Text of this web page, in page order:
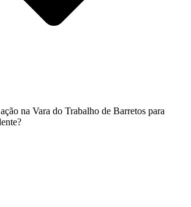
na Vara do Trabalho de Barretos para